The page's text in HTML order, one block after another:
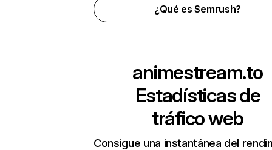
¿Qué es Semrush?
animestream.to
Estadísticas de
tráfico web
Consigue una instantánea del